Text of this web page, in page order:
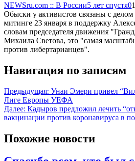
NEWSru.com :: В России5 лет спустя0
Обыски у активистов связаны с
митинге 23 января в поддержку
словам председателя движения
Михаила Светова, это "самая
против либертарианцев".
Навигация по записям
Предыдущая: Унаи Эмери привел
Лиге Европы УЕФА
Далее: Кадыров предложил лечить
вакцинации против коронавируса в
Похожие новости